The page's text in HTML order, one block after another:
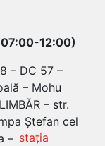
12:00)
– DC 57 –
– Mohu
– str.
Ștefan cel
– stația